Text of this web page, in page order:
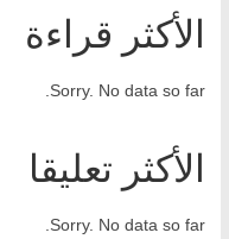
الأكثر قراءة
Sorry. No data so far.
الأكثر تعليقا
Sorry. No data so far.